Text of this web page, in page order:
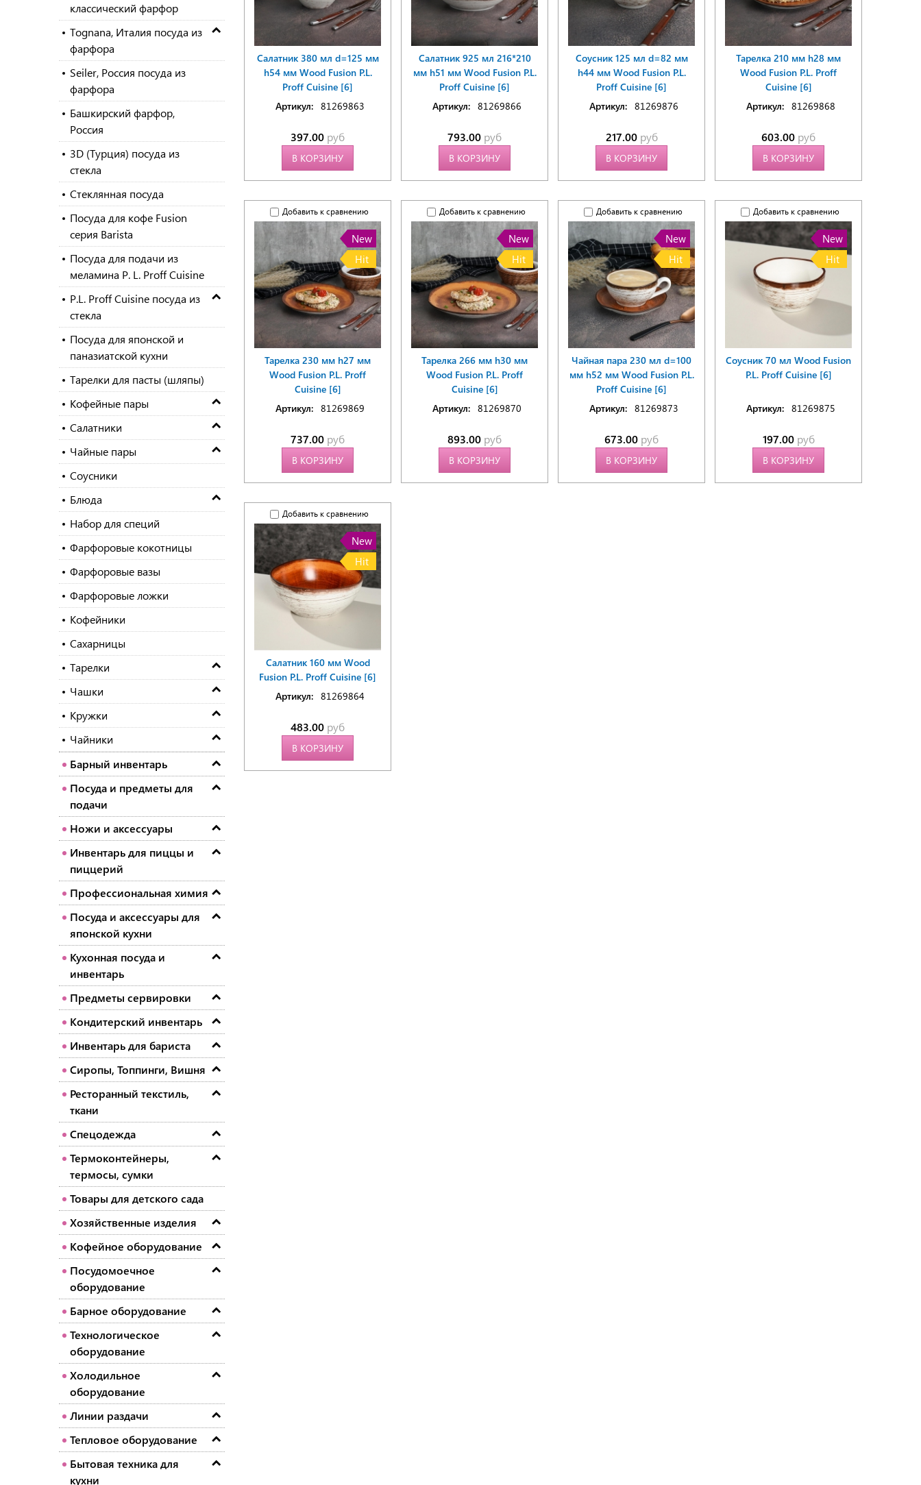
классический фарфор
Tognana, Италия посуда из
фарфора
Seiler, Россия посуда из
фарфора
Башкирский фарфор,
Россия
3D (Турция) посуда из
стекла
Стеклянная посуда
Посуда для кофе Fusion
серия Barista
Посуда для подачи из
меламина P. L. Proff Cuisine
P.L. Proff Cuisine посуда из
стекла
Посуда для японской и
паназиатской кухни
Тарелки для пасты (шляпы)
Кофейные пары
Салатники
Чайные пары
Соусники
Блюда
Набор для специй
Фарфоровые кокотницы
Фарфоровые вазы
Фарфоровые ложки
Кофейники
Сахарницы
Тарелки
Чашки
Кружки
Чайники
Барный инвентарь
Посуда и предметы для
подачи
Ножи и аксессуары
Инвентарь для пиццы и
пиццерий
Профессиональная химия
Посуда и аксессуары для
японской кухни
Кухонная посуда и
инвентарь
Предметы сервировки
Кондитерский инвентарь
Инвентарь для бариста
Сиропы, Топпинги, Вишня
Ресторанный текстиль,
ткани
Спецодежда
Термоконтейнеры,
термосы, сумки
Товары для детского сада
Хозяйственные изделия
Кофейное оборудование
Посудомоечное
оборудование
Барное оборудование
Технологическое
оборудование
Холодильное
оборудование
Линии раздачи
Тепловое оборудование
Бытовая техника для
кухни
Салатник 380 мл d=125 мм
h54 мм Wood Fusion P.L.
Proff Cuisine [6]
Артикул: 81269863
397.00 руб
В КОРЗИНУ
Салатник 925 мл 216*210
мм h51 мм Wood Fusion P.L.
Proff Cuisine [6]
Артикул: 81269866
793.00 руб
В КОРЗИНУ
Соусник 125 мл d=82 мм
h44 мм Wood Fusion P.L.
Proff Cuisine [6]
Артикул: 81269876
217.00 руб
В КОРЗИНУ
Тарелка 210 мм h28 мм
Wood Fusion P.L. Proff
Cuisine [6]
Артикул: 81269868
603.00 руб
В КОРЗИНУ
Добавить к сравнению
New
Hit
Тарелка 230 мм h27 мм
Wood Fusion P.L. Proff
Cuisine [6]
Артикул: 81269869
737.00 руб
В КОРЗИНУ
Добавить к сравнению
New
Hit
Тарелка 266 мм h30 мм
Wood Fusion P.L. Proff
Cuisine [6]
Артикул: 81269870
893.00 руб
В КОРЗИНУ
Добавить к сравнению
New
Hit
Чайная пара 230 мл d=100
мм h52 мм Wood Fusion P.L.
Proff Cuisine [6]
Артикул: 81269873
673.00 руб
В КОРЗИНУ
Добавить к сравнению
New
Hit
Соусник 70 мл Wood Fusion
P.L. Proff Cuisine [6]
Артикул: 81269875
197.00 руб
В КОРЗИНУ
Добавить к сравнению
New
Hit
Салатник 160 мм Wood
Fusion P.L. Proff Cuisine [6]
Артикул: 81269864
483.00 руб
В КОРЗИНУ